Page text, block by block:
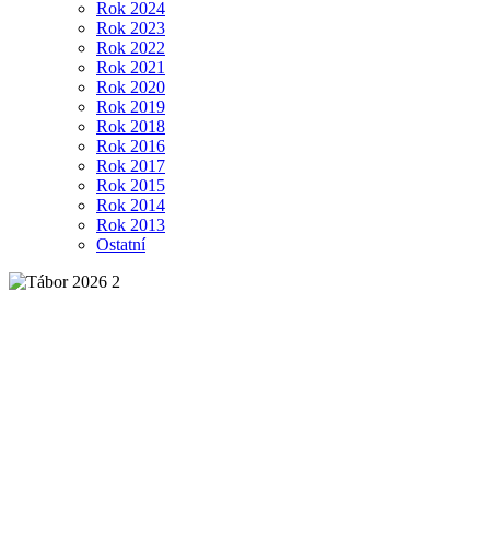
Rok 2024
Rok 2023
Rok 2022
Rok 2021
Rok 2020
Rok 2019
Rok 2018
Rok 2016
Rok 2017
Rok 2015
Rok 2014
Rok 2013
Ostatní